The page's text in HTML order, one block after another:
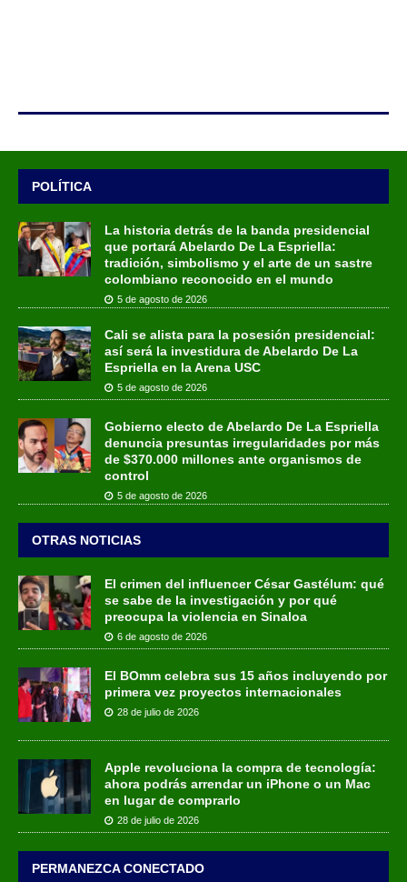
POLÍTICA
La historia detrás de la banda presidencial
que portará Abelardo De La Espriella:
tradición, simbolismo y el arte de un sastre
colombiano reconocido en el mundo
5 de agosto de 2026
Cali se alista para la posesión presidencial:
así será la investidura de Abelardo De La
Espriella en la Arena USC
5 de agosto de 2026
Gobierno electo de Abelardo De La Espriella
denuncia presuntas irregularidades por más
de $370.000 millones ante organismos de
control
5 de agosto de 2026
OTRAS NOTICIAS
El crimen del influencer César Gastélum: qué
se sabe de la investigación y por qué
preocupa la violencia en Sinaloa
6 de agosto de 2026
El BOmm celebra sus 15 años incluyendo por
primera vez proyectos internacionales
28 de julio de 2026
Apple revoluciona la compra de tecnología:
ahora podrás arrendar un iPhone o un Mac
en lugar de comprarlo
28 de julio de 2026
PERMANEZCA CONECTADO